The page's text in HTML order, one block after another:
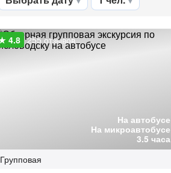
На автобусе
На микроавтобусе
3.5 часа
255 отзывов
Групповая